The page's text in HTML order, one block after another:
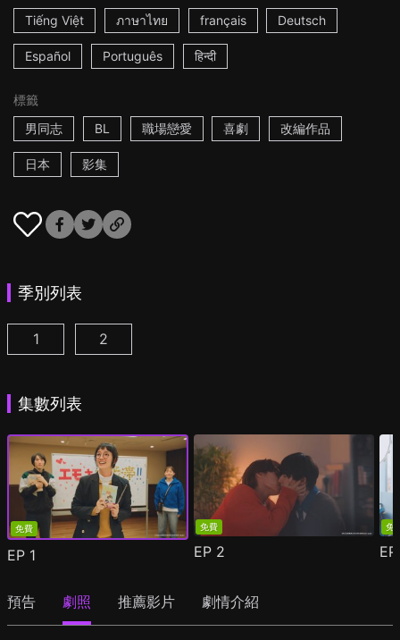
Tiếng Việt ภาษาไทย français Deutsch
Español Português हिन्दी
標籤
男同志
BL 職場戀愛 喜劇 改編作品
日本 影集
季別列表
我成為BL劇的主角了 第1集
1 我成為BL劇的主角了 第2季 第1集
2
集數列表
免費
EP 1
免費
EP 2
免
預告 劇照 推薦影片 劇情介紹